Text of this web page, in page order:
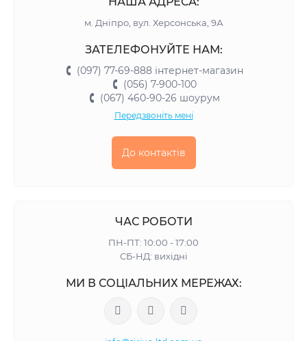
м. Дніпро, вул. Херсонська, 9А
ЗАТЕЛЕФОНУЙТЕ НАМ:
(097) 77-69-888 інтернет-магазин
(056) 7-900-100
(067) 460-90-26 шоурум
Передзвоніть мені
До контактів
ЧАС РОБОТИ
ПН-ПТ: 10:00 - 17:00
СБ-НД: вихідні
МИ В СОЦІАЛЬНИХ МЕРЕЖАХ: